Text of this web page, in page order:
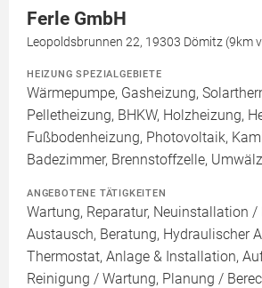
Ferle GmbH
Leopoldsbrunnen 22, 19303 Dömitz (9km
HEIZUNG SPEZIALGEBIETE
Wärmepumpe, Gasheizung,
Pelletheizung, BHKW, Holzheizung,
Fußbodenheizung, Photovoltaik,
Badezimmer, Brennstoffzelle,
ANGEBOTENE TÄTIGKEITEN
Wartung, Reparatur, Neuinstallation /
Austausch, Beratung, Hydraulischer
Thermostat, Anlage & Installation,
Reinigung / Wartung, Planung /